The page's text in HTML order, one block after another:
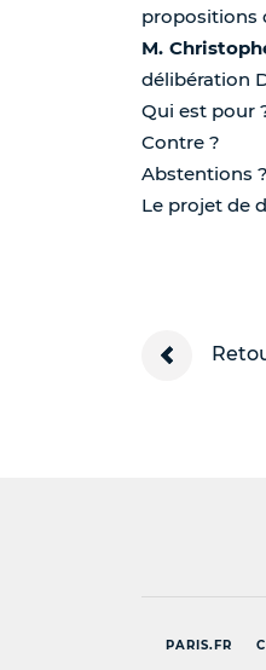
propositions
M.
délibération
Qui est pour
Contre ?
Abstentions ?
Le projet de
PARIS.FR